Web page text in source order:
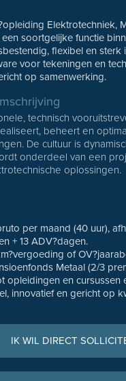
Elektrotechniek,
soortgelijke functie
flexibel en sterk
voor tekeningen en
op samenwerking.
technisch
beheert en
De cultuur is
onderdeel van een
oplossingen.
per maand (40 uur),
+ 13 ADV?dagen.
of
Metaal (2/3
opleidingen en
innovatief en gericht op
IK WIL DIRECT